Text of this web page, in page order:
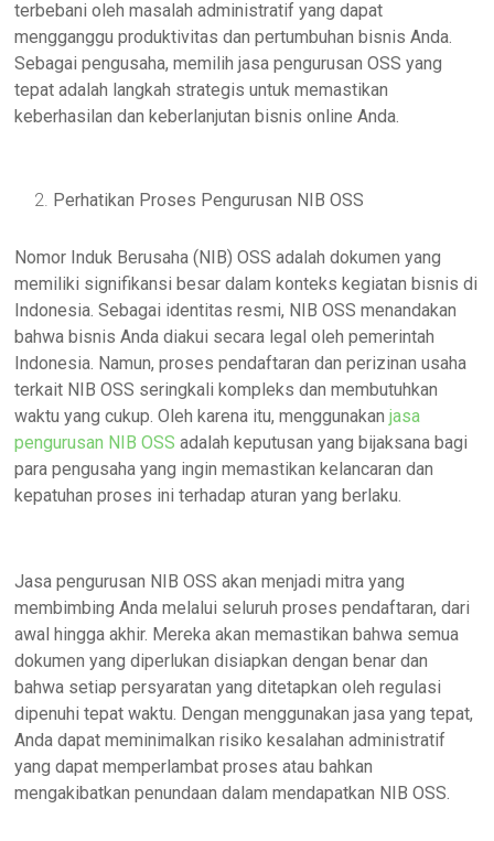
terbebani oleh masalah administratif yang dapat
mengganggu produktivitas dan pertumbuhan bisnis Anda.
Sebagai pengusaha, memilih jasa pengurusan OSS yang
tepat adalah langkah strategis untuk memastikan
keberhasilan dan keberlanjutan bisnis online Anda.
Perhatikan Proses Pengurusan NIB OSS
Nomor Induk Berusaha (NIB) OSS adalah dokumen yang
memiliki signifikansi besar dalam konteks kegiatan bisnis di
Indonesia. Sebagai identitas resmi, NIB OSS menandakan
bahwa bisnis Anda diakui secara legal oleh pemerintah
Indonesia. Namun, proses pendaftaran dan perizinan usaha
terkait NIB OSS seringkali kompleks dan membutuhkan
waktu yang cukup. Oleh karena itu, menggunakanjasa
pengurusan NIB OSS adalah keputusan yang bijaksana bagi
para pengusaha yang ingin memastikan kelancaran dan
kepatuhan proses ini terhadap aturan yang berlaku.
Jasa pengurusan NIB OSS akan menjadi mitra yang
membimbing Anda melalui seluruh proses pendaftaran, dari
awal hingga akhir. Mereka akan memastikan bahwa semua
dokumen yang diperlukan disiapkan dengan benar dan
bahwa setiap persyaratan yang ditetapkan oleh regulasi
dipenuhi tepat waktu. Dengan menggunakan jasa yang tepat,
Anda dapat meminimalkan risiko kesalahan administratif
yang dapat memperlambat proses atau bahkan
mengakibatkan penundaan dalam mendapatkan NIB OSS.